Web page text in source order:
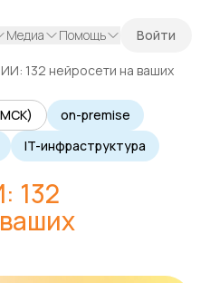
Медиа Помощь Войти
132 нейросети на ваших
on-premise
IT-инфраструктура
132